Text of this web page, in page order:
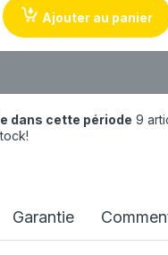
Ajouter au panier
dans cette période 9
Garantie